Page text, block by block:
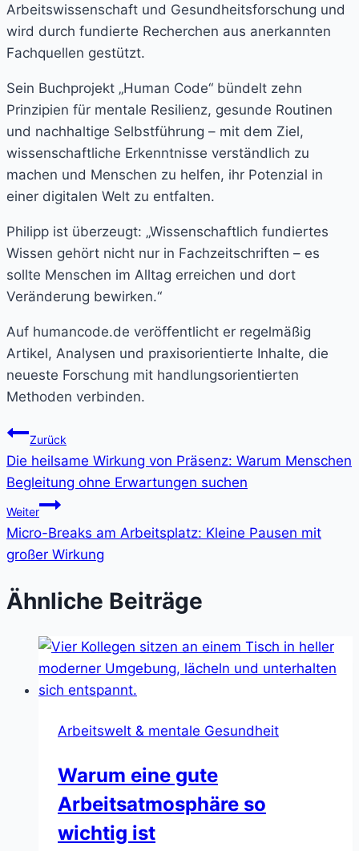
Arbeitswissenschaft und Gesundheitsforschung und
wird durch fundierte Recherchen aus anerkannten
Fachquellen gestützt.
Sein Buchprojekt „Human Code“ bündelt zehn
Prinzipien für mentale Resilienz, gesunde Routinen
und nachhaltige Selbstführung – mit dem Ziel,
wissenschaftliche Erkenntnisse verständlich zu
machen und Menschen zu helfen, ihr Potenzial in
einer digitalen Welt zu entfalten.
Philipp ist überzeugt: „Wissenschaftlich fundiertes
Wissen gehört nicht nur in Fachzeitschriften – es
sollte Menschen im Alltag erreichen und dort
Veränderung bewirken.“
Auf humancode.de veröffentlicht er regelmäßig
Artikel, Analysen und praxisorientierte Inhalte, die
neueste Forschung mit handlungsorientierten
Methoden verbinden.
Beitragsnavigation
Zurück
Die heilsame Wirkung von Präsenz: Warum Menschen
Begleitung ohne Erwartungen suchen
Weiter
Micro-Breaks am Arbeitsplatz: Kleine Pausen mit
großer Wirkung
Ähnliche Beiträge
Arbeitswelt & mentale Gesundheit
Warum eine gute
Arbeitsatmosphäre so
wichtig ist